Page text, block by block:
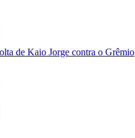
de Kaio Jorge contra o Grêmio